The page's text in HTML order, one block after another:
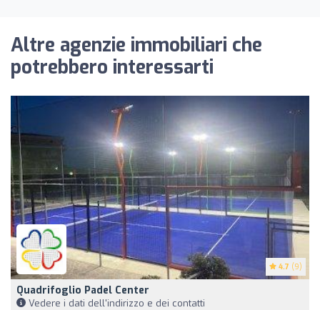
Altre agenzie immobiliari che
potrebbero interessarti
4.7 (9)
Quadrifoglio Padel Center
Vedere i dati dell'indirizzo e dei contatti